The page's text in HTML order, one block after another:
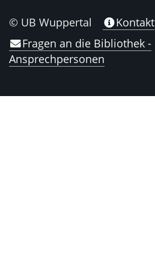
© UB Wuppertal
Kontakt
Fragen an die Bibliothek -
Ansprechpersonen